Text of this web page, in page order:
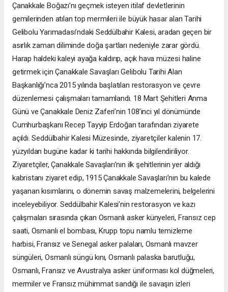
Çanakkale Boğazı’nı geçmek isteyen itilaf devletlerinin
gemilerinden atılan top mermileri ile büyük hasar alan Tarihi
Gelibolu Yarımadası’ndaki Seddülbahir Kalesi, aradan geçen bir
asırlık zaman diliminde doğa şartları nedeniyle zarar gördü.
Harap haldeki kaleyi ayağa kaldırıp, açık hava müzesi haline
getirmek için Çanakkale Savaşları Gelibolu Tarihi Alan
Başkanlığı’nca 2015 yılında başlatılan restorasyon ve çevre
düzenlemesi çalışmaları tamamlandı. 18 Mart Şehitleri Anma
Günü ve Çanakkale Deniz Zaferi’nin 108’inci yıl dönümünde
Cumhurbaşkanı Recep Tayyip Erdoğan tarafından ziyarete
açıldı. Seddülbahir Kalesi Müzesinde, ziyaretçiler kalenin 17.
yüzyıldan bugüne kadar ki tarihi hakkında bilgilendiriliyor.
Ziyaretçiler, Çanakkale Savaşları’nın ilk şehitlerinin yer aldığı
kabristanı ziyaret edip, 1915 Çanakkale Savaşları’nın bu kalede
yaşanan kısımlarını, o dönemin savaş malzemelerini, belgelerini
inceleyebiliyor. Seddülbahir Kalesi’nin restorasyon ve kazı
çalışmaları sırasında çıkan Osmanlı asker künyeleri, Fransız cep
saati, Osmanlı el bombası, Krupp topu namlu temizleme
harbisi, Fransız ve Senegal asker palaları, Osmanlı mavzer
süngüleri, Osmanlı süngü kını, Osmanlı palaska barutluğu,
Osmanlı, Fransız ve Avustralya asker üniforması kol düğmeleri,
mermiler ve Fransız mühimmat sandığı ile savaşın izleri